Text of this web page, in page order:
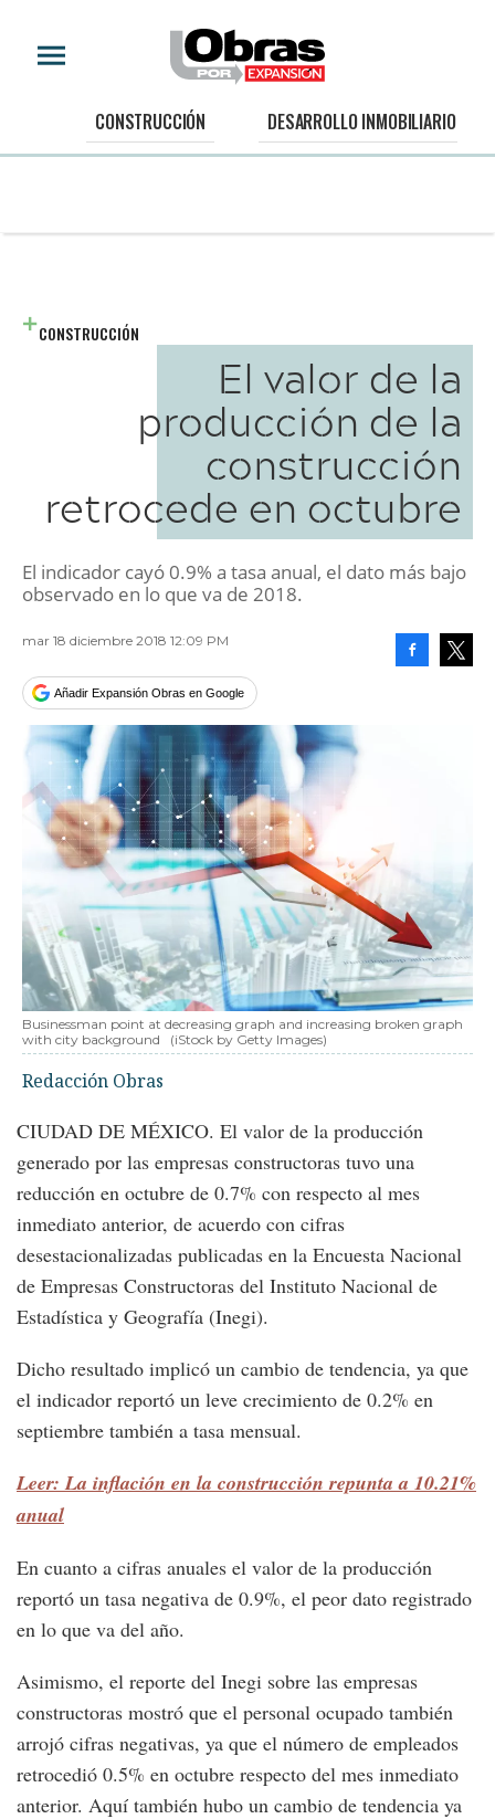
CONSTRUCCIÓN DESARROLLO INMOBILIARIO
CONSTRUCCIÓN
El valor de la
producción de la
construcción
retrocede en octubre
El indicador cayó 0.9% a tasa anual, el dato más bajo
observado en lo que va de 2018.
mar 18 diciembre 2018 12:09 PM
Añadir Expansión Obras en Google
Businessman point at decreasing graph and increasing broken graph
with city background
(iStock by Getty Images)
Redacción Obras
CIUDAD DE MÉXICO. El valor de la producción
generado por las empresas constructoras tuvo una
reducción en octubre de 0.7% con respecto al mes
inmediato anterior, de acuerdo con cifras
desestacionalizadas publicadas en la Encuesta Nacional
de Empresas Constructoras del Instituto Nacional de
Estadística y Geografía (Inegi).
Dicho resultado implicó un cambio de tendencia, ya que
el indicador reportó un leve crecimiento de 0.2% en
septiembre también a tasa mensual.
Leer: La inflación en la construcción repunta a 10.21%
anual
En cuanto a cifras anuales el valor de la producción
reportó un tasa negativa de 0.9%, el peor dato registrado
en lo que va del año.
Asimismo, el reporte del Inegi sobre las empresas
constructoras mostró que el personal ocupado también
arrojó cifras negativas, ya que el número de empleados
retrocedió 0.5% en octubre respecto del mes inmediato
anterior. Aquí también hubo un cambio de tendencia ya